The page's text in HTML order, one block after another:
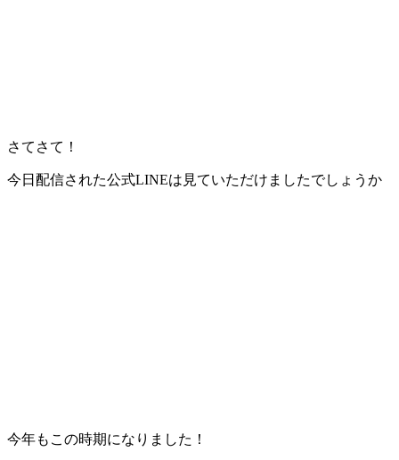
さてさて！
今日配信された公式LINEは見ていただけましたでしょうか
今年もこの時期になりました！